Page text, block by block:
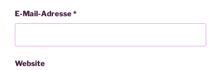
E-Mail-Adresse*
Website